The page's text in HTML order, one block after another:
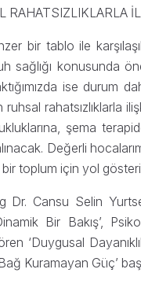
RAHATSIZLIKLARLA
bir tablo ile
sağlığı konusunda
ise durum
ruhsal
şema
Değerli
toplum için yol
Dr. Cansu Selin
Bir Bakış’,
‘Duygusal
Kuramayan Güç’